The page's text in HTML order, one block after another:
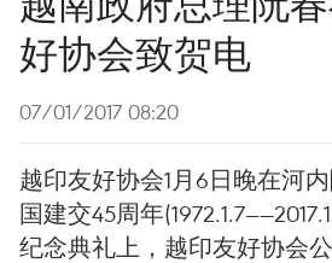
好协会致贺电
07/01/2017 08:20
越印友好协会1月6日晚在河
国建交45周年
纪念典礼上，越印友好协会